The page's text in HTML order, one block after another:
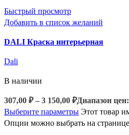
Быстрый просмотр
Добавить в список желаний
DALI Краска интерьерная
Dali
В наличии
307,00 ₽ – 3 150,00 ₽Диапазон
Выберите параметры Этот товар
Опции можно выбрать на странице